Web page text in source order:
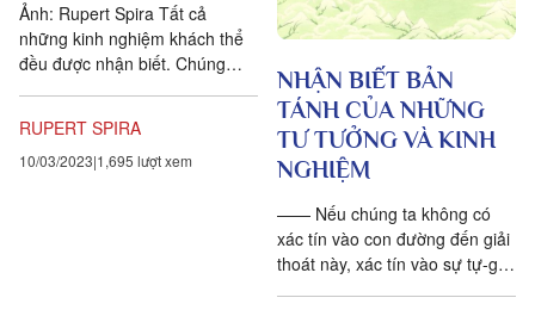
Ảnh: Rupert Spira Tất cả
những kinh nghiệm khách thể
đều được nhận biết. Chúng
nào có một kinh nghiệm mà
không có sự biết hay nhận
RUPERT SPIRA
10/03/2023 1,695 lượt xem
NHẬN BIẾT BẢN
TÁNH CỦA NHỮNG
TƯ TƯỞNG VÀ KINH
NGHIỆM
—— Nếu chúng ta không có
xác tín vào con đường đến giải
thoát này, xác tín vào sự tự-giải